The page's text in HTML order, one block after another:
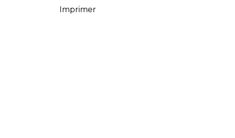
Imprimer